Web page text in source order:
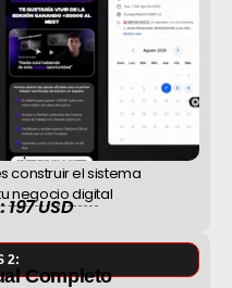
construir el sistema
negocio digital
197 USD
2:
Completo